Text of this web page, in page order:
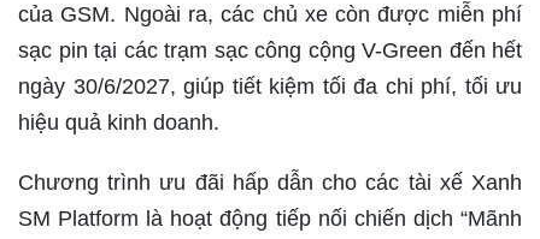
của GSM. Ngoài ra, các chủ xe còn được miễn phí
sạc pin tại các trạm sạc công cộng V-Green đến hết
ngày 30/6/2027, giúp tiết kiệm tối đa chi phí, tối ưu
hiệu quả kinh doanh.
Chương trình ưu đãi hấp dẫn cho các tài xế Xanh
SM Platform là hoạt động tiếp nối chiến dịch “Mãnh